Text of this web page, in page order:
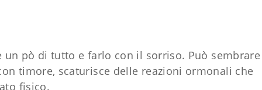
un pò di tutto e farlo con il sorriso. Può sembrare
timore, scaturisce delle reazioni ormonali che
fisico.